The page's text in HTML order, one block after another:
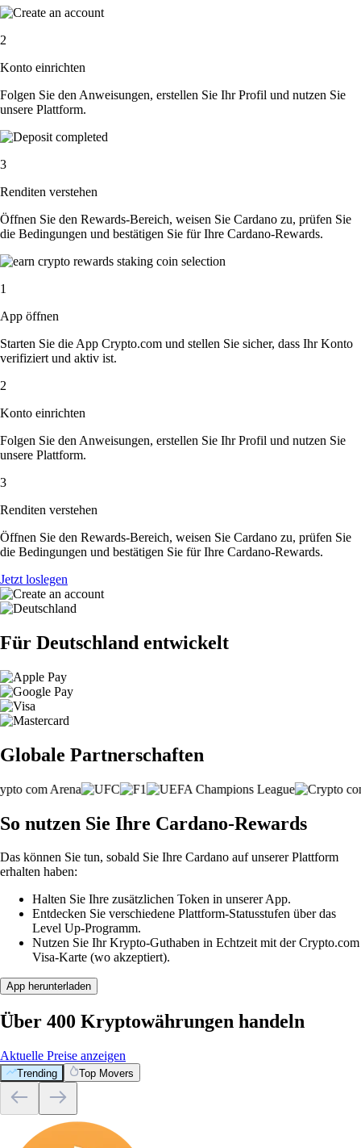
2
Konto einrichten
Folgen Sie den Anweisungen, erstellen Sie Ihr Profil und nutzen Sie
unsere Plattform.
3
Renditen verstehen
Öffnen Sie den Rewards-Bereich, weisen Sie Cardano zu, prüfen Sie
die Bedingungen und bestätigen Sie für Ihre Cardano-Rewards.
1
App öffnen
Starten Sie die App Crypto.com und stellen Sie sicher, dass Ihr Konto
verifiziert und aktiv ist.
2
Konto einrichten
Folgen Sie den Anweisungen, erstellen Sie Ihr Profil und nutzen Sie
unsere Plattform.
3
Renditen verstehen
Öffnen Sie den Rewards-Bereich, weisen Sie Cardano zu, prüfen Sie
die Bedingungen und bestätigen Sie für Ihre Cardano-Rewards.
Jetzt loslegen
Für Deutschland entwickelt
Globale Partnerschaften
So nutzen Sie Ihre Cardano-Rewards
Das können Sie tun, sobald Sie Ihre Cardano auf unserer Plattform
erhalten haben:
Halten Sie Ihre zusätzlichen Token in unserer App.
Entdecken Sie verschiedene Plattform-Statusstufen über das
Level Up-Programm.
Nutzen Sie Ihr Krypto-Guthaben in Echtzeit mit der Crypto.com
Visa-Karte (wo akzeptiert).
App herunterladen
Über 400 Kryptowährungen handeln
Aktuelle Preise anzeigen
Trending Top Movers